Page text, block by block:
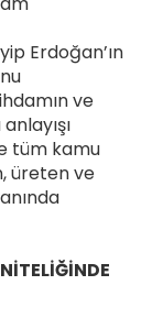
Erdoğan’ın
ve
tüm kamu
üreten ve